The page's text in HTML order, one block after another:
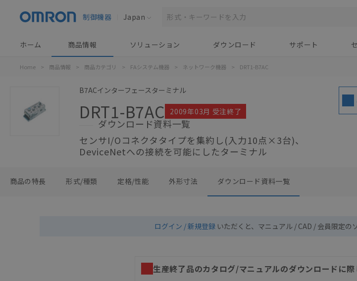
制御機器 Japan
ホーム 商品情報 ソリューション ダウンロード サポート
Home > 商品情報 > 商品カテゴリ > FAシステム機器 > ネットワーク機器 > DRT1-B7AC
B7ACインターフェースターミナル
DRT1-B7AC 2009年03月 受注終了
ダウンロード資料一覧
センサI/Oコネクタタイプを集約し(入力10点×3台)、
DeviceNetへの接続を可能にしたターミナル
商品の特長 形式/種類 定格/性能 外形寸法 ダウンロード資料一覧
ログイン / 新規登録 いただくと、マニュアル / CAD / 会員限定の
生産終了品のカタログ/マニュアルのダウンロードに